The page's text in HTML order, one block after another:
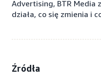
Advertising, BTR Media
działa, co się zmienia i
Źródła